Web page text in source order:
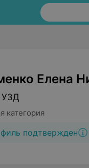
Елена
УЗД
категория
подтвержден